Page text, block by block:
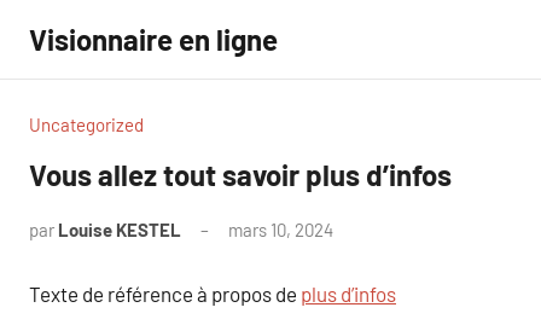
contenu
Visionnaire en ligne
Uncategorized
Vous allez tout savoir plus d’infos
par Louise KESTEL mars 10, 2024
Texte de référence à propos de plus d’infos